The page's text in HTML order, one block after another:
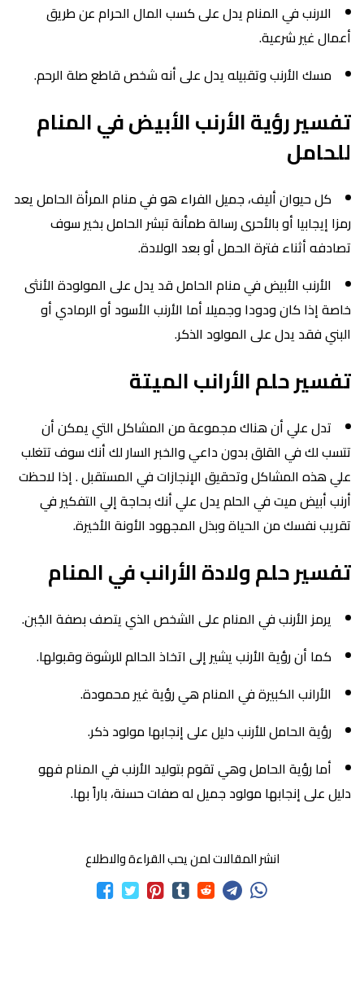
الارنب في المنام يدل على كسب المال الحرام عن طريق
أعمال غير شرعية.
مسك الأرنب وتقبيله يدل على أنه شخص قاطع صلة الرحم.
تفسير رؤية الأرنب الأبيض في المنام
للحامل
كل حيوان أليف، جميل الفراء هو في منام المرأة الحامل يعد
رمزا إيجابيا أو بالأحرى رسالة طمأنة تبشر الحامل بخير سوف
تصادفه أثناء فترة الحمل أو بعد الولادة.
الأرنب الأبيض في منام الحامل قد يدل على المولودة الأنثى
خاصة إذا كان ودودا وجميلا أما الأرنب الأسود أو الرمادي أو
البني فقد يدل على المولود الذكر.
تفسير حلم الأرانب الميتة
تدل علي أن هناك مجموعة من المشاكل التي يمكن أن
تتسب لك في القلق بدون داعي والخبر السار لك أنك سوف تتغلب
علي هذه المشاكل وتحقيق الإنجازات في المستقبل . إذا لاحظت
أرنب أبيض ميت في الحلم يدل علي أنك بحاجة إلي التفكير في
تقريب نفسك من الحياة وبذل المجهود الأونة الأخيرة.
تفسير حلم ولادة الأرانب في المنام
يرمز الأرنب في المنام على الشخص الذي يتصف بصفة الجُبن.
كما أن رؤية الأرنب يشير إلى اتخاذ الحالم للرشوة وقبولها.
الأرانب الكبيرة في المنام هي رؤية غير محمودة.
رؤية الحامل للأرنب دليل على إنجابها مولود ذكر.
أما رؤية الحامل وهي تقوم بتوليد الأرنب في المنام فهو
دليل على إنجابها مولود جميل له صفات حسنة، باراً بها.
انشر المقالات لمن يحب القراءة والاطلاع